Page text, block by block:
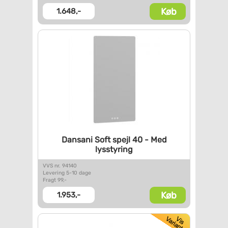
1.648,- Køb
Dansani Soft spejl 40 - Med
lysstyring
VVS nr. 94140
Levering 5-10 dage
Fragt 99,-
1.953,- Køb